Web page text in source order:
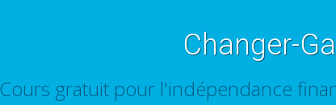
Changer-
Cours gratuit pour l'indépendance